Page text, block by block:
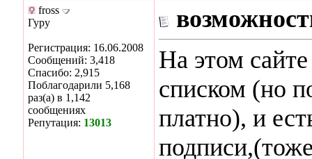
fross
Гуру
Регистрация: 16.06.2008
Сообщений: 3,418
Спасибо: 2,915
Поблагодарили 5,168
раз(а) в 1,142
сообщениях
Репутация: 13013
На этом
списком (но
платно), и